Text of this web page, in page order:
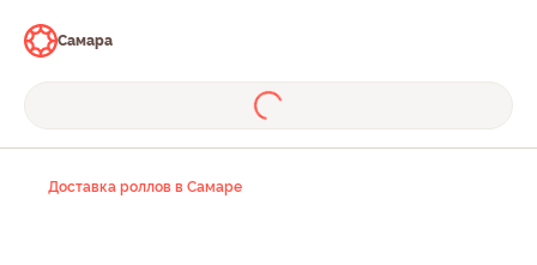
Самара
Доставка роллов в Самаре